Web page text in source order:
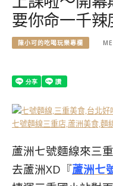
要你命一千辣
陳小可的吃喝玩樂專欄
蘆洲七號麵線來三
去蘆洲XD『蘆洲七